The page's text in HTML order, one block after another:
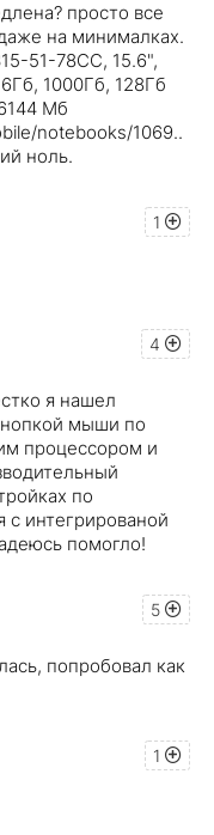
просто все
на минималках.
51-78CC, 15.6",
1000Гб, 128Гб
Мб
notebooks/1069..
ноль.
1
4
я нашел
мыши по
процессором и
по
с интегрированой
помогло!
5
попробовал как
1